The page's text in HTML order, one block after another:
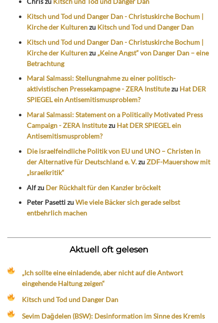
Kitsch und Tod und Danger Dan - Christuskirche Bochum |
Kirche der Kulturenzu Kitsch und Tod und Danger Dan
Kitsch und Tod und Danger Dan - Christuskirche Bochum |
Kirche der Kulturenzu „Keine Angst“ von Danger Dan – eine
Betrachtung
Maral Salmassi: Stellungnahme zu einer politisch-
aktivistischen Pressekampagne - ZERA Institutezu Hat DER
SPIEGEL ein Antisemitismusproblem?
Maral Salmassi: Statement on a Politically Motivated Press
Campaign - ZERA Institutezu Hat DER SPIEGEL ein
Antisemitismusproblem?
Die israelfeindliche Politik von EU und UNO – Christen in
der Alternative für Deutschland e. V.zuZDF-Mauershow mit
„Israelkritik“
Alfzu Der Rückhalt für den Kanzler bröckelt
Peter PasettizuWie viele Bäcker sich gerade selbst
entbehrlich machen
Aktuell oft gelesen
„Ich sollte eine einladende, aber nicht auf die Antwort
eingehende Haltung zeigen“
Kitsch und Tod und Danger Dan
Sevim Dağdelen (BSW): Desinformation im Sinne des Kremls